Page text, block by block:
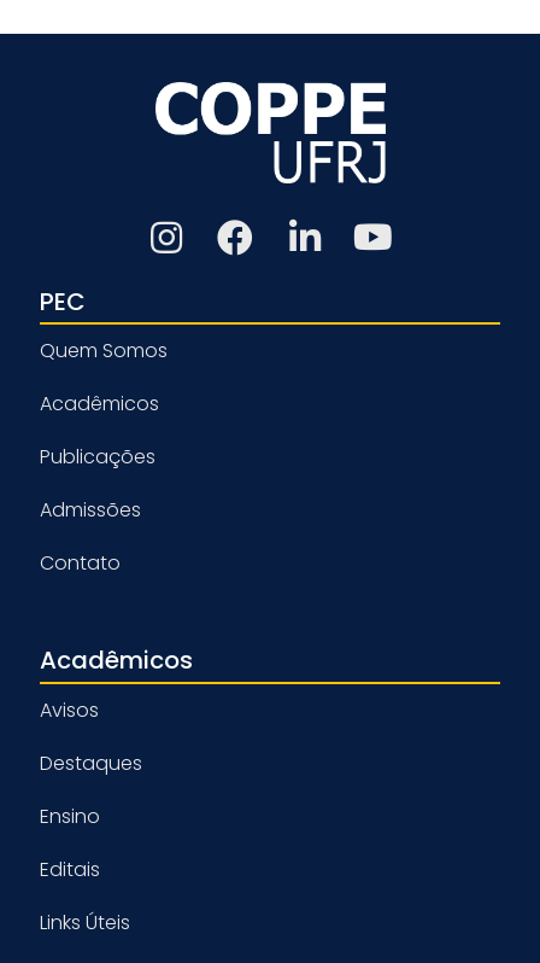
PEC
Quem Somos
Acadêmicos
Publicações
Admissões
Contato
Acadêmicos
Avisos
Destaques
Ensino
Editais
Links Úteis